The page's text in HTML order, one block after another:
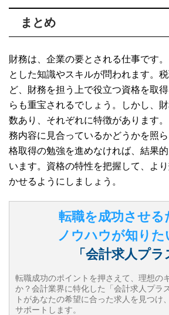
まとめ
財務は、企業の要とされる仕事です
とした知識やスキルが問われます。
ど、財務を担う上で役立つ資格を取
らも重宝されるでしょう。しかし、
数あり、それぞれに特徴があります
務内容に見合っているかどうかを照
格取得の勉強を進めなければ、結果
います。資格の特性を把握して、よ
かせるようにしましょう。
転職を成功させる
ノウハウが知りた
「会計求人プラ
転職成功のポイントを押さえて、理想の
か？会計業界に特化した「会計求人プラ
トがあなたの希望に合った求人を見つけ
サポートします。